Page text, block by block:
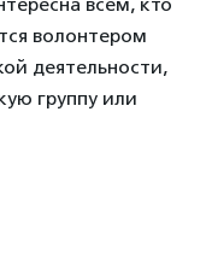
волонтером
деятельности,
группу или